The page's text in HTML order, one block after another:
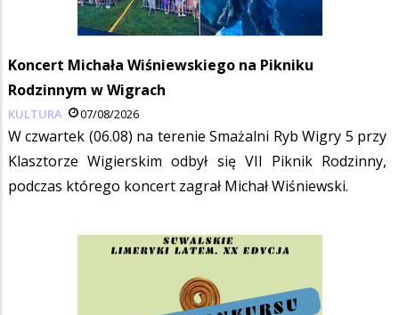
Koncert Michała Wiśniewskiego na Pikniku
Rodzinnym w Wigrach
KULTURA 07/08/2026
W czwartek (06.08) na terenie Smażalni Ryb Wigry 5 przy
Klasztorze Wigierskim odbył się VII Piknik Rodzinny,
podczas którego koncert zagrał Michał Wiśniewski.